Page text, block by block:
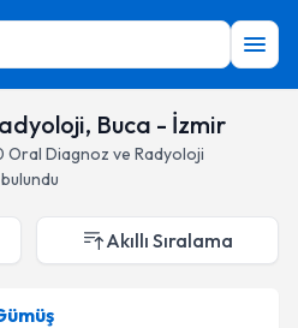
Buca - İzmir
Oral Diagnoz ve Radyoloji
Akıllı Sıralama